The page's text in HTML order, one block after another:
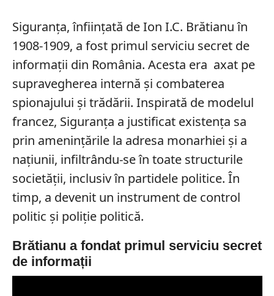
Siguranța, înființată de Ion I.C. Brătianu în
1908-1909, a fost primul serviciu secret de
informații din România. Acesta era axat pe
supravegherea internă și combaterea
spionajului și trădării. Inspirată de modelul
francez, Siguranța a justificat existența sa
prin amenințările la adresa monarhiei și a
națiunii, infiltrându-se în toate structurile
societății, inclusiv în partidele politice. În
timp, a devenit un instrument de control
politic și poliție politică.
Brătianu a fondat primul serviciu secret
de informații